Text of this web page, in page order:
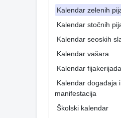
Kalendar zelenih
Kalendar stočnih
Kalendar seoskih
Kalendar vašara
Kalendar fijakerijada
Kalendar događaja i
manifestacija
Školski kalendar